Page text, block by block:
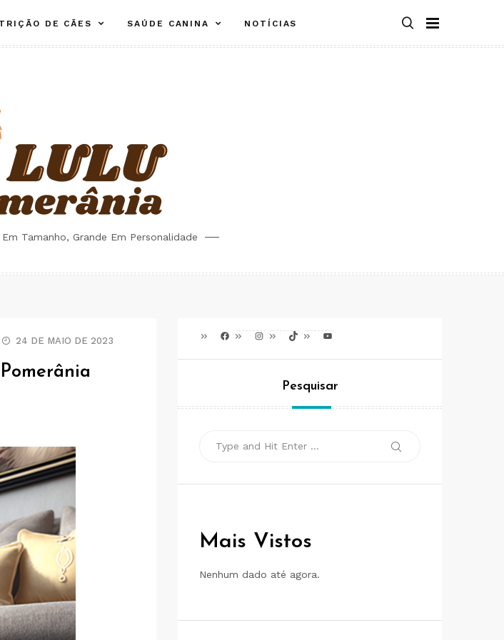
DE CÃES SAÚDE CANINA NOTÍCIAS
Tamanho, Grande Em Personalidade
24 DE MAIO DE 2023
FacebookInstagramTikTok Youtube
Pesquisar
Search
Mais Vistos
Nenhum dado até agora.